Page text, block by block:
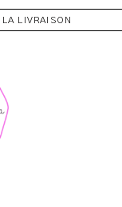
LIVRAISON